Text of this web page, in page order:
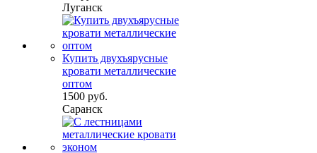
Луганск
Купить двухъярусные
кровати металлические
оптом
1500 руб.
Саранск